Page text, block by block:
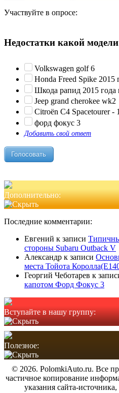
Участвуйте в опросе:
Недостатки какой
Volkswagen golf 6
Honda Freed Spike 2015
Шкода рапид 2015 года
Jeep grand cherokee wk2
Citroën C4 Spacetourer
форд фокус 3
Добавить свой ответ
Дополнительно:
Последние комментарии:
Евгений к записи
стороны Subaru Outback V
Александр к записи
места Тойота
Георгий Чеботарев к
капотом Форд Фокус 3
Вступайте в нашу группу:
Полезное:
© 2026. PolomkiAuto.ru. Все
частичное копирование
указания сайта-